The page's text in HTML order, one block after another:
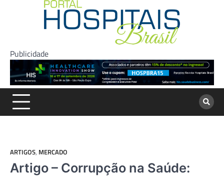
Publicidade
ARTIGOS, MERCADO
Artigo – Corrupção na Saúde: